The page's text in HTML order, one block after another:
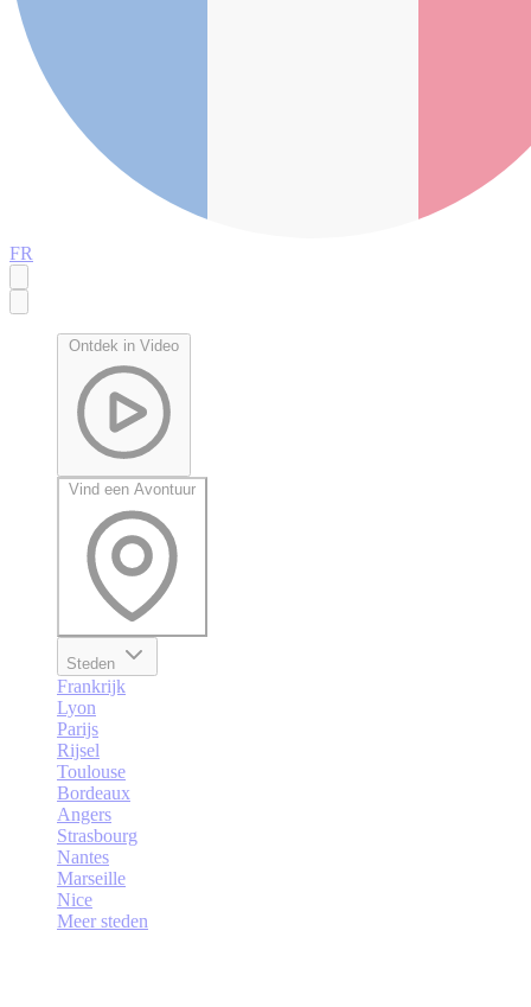
FR
Ontdek in Video
Vind een Avontuur
Steden
Frankrijk
Lyon
Parijs
Rijsel
Toulouse
Bordeaux
Angers
Strasbourg
Nantes
Marseille
Nice
Meer steden